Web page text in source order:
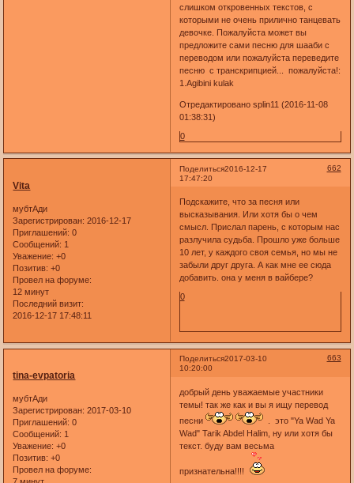
слишком откровенных текстов, с
которыми не очень прилично танцевать
девочке. Пожалуйста может вы
предложите сами песню для шааби с
переводом или пожалуйста переведите
песню с транскрипцией... пожалуйста!:
1.Agibini kulak
Отредактировано splin11 (2016-11-08
01:38:31)
0
Поделиться 662
2016-12-17
17:47:20
Vita
мубтАди
Зарегистрирован: 2016-12-17
Приглашений: 0
Сообщений: 1
Уважение: +0
Позитив: +0
Провел на форуме:
12 минут
Последний визит:
2016-12-17 17:48:11
Подскажите, что за песня или
высказывания. Или хотя бы о чем
смысл. Прислал парень, с которым нас
разлучила судьба. Прошло уже больше
10 лет, у каждого своя семья, но мы не
забыли друг друга. А как мне ее сюда
добавить. она у меня в вайбере?
0
Поделиться 663
2017-03-10
10:20:00
tina-evpatoria
мубтАди
Зарегистрирован: 2017-03-10
Приглашений: 0
Сообщений: 1
Уважение: +0
Позитив: +0
Провел на форуме:
добрый день уважаемые участники
темы! так же как и вы я ищу перевод
песни
. это "Ya Wad Ya
Wad" Tarik Abdel Halim, ну или хотя бы
текст. буду вам весьма
признательна!!!!